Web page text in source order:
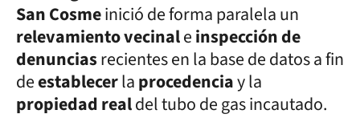
San Cosmeinició de forma paralela un
relevamiento vecinaleinspección de
denunciasrecientes en la base de datos a fin
deestablecerlaprocedenciay la
propiedad realdel tubo de gas incautado.